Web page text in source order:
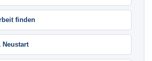
finden
Neustart